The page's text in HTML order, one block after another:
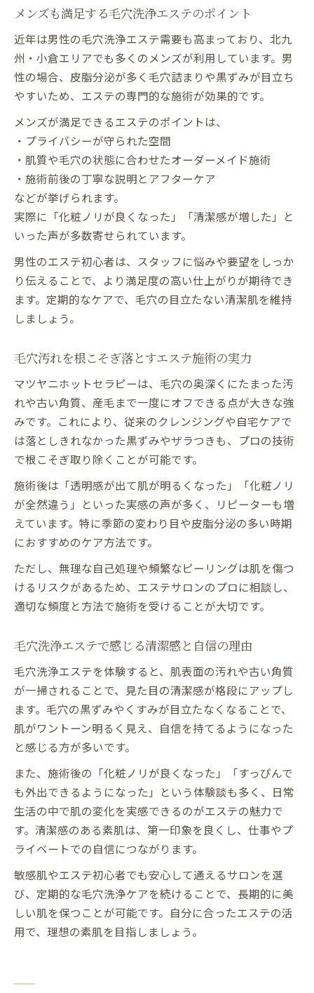
メンズも満足する毛穴洗浄エステのポイント
近年は男性の毛穴洗浄エステ需要も高まっており、北九
州・小倉エリアでも多くのメンズが利用しています。男
性の場合、皮脂分泌が多く毛穴詰まりや黒ずみが目立ち
やすいため、エステの専門的な施術が効果的です。
メンズが満足できるエステのポイントは、
・プライバシーが守られた空間
・肌質や毛穴の状態に合わせたオーダーメイド施術
・施術前後の丁寧な説明とアフターケア
などが挙げられます。
実際に「化粧ノリが良くなった」「清潔感が増した」と
いった声が多数寄せられています。
男性のエステ初心者は、スタッフに悩みや要望をしっか
り伝えることで、より満足度の高い仕上がりが期待でき
ます。定期的なケアで、毛穴の目立たない清潔肌を維持
しましょう。
毛穴汚れを根こそぎ落とすエステ施術の実力
マツヤニホットセラピーは、毛穴の奥深くにたまった汚
れや古い角質、産毛まで一度にオフできる点が大きな強
みです。これにより、従来のクレンジングや自宅ケアで
は落としきれなかった黒ずみやザラつきも、プロの技術
で根こそぎ取り除くことが可能です。
施術後は「透明感が出て肌が明るくなった」「化粧ノリ
が全然違う」といった実感の声が多く、リピーターも増
えています。特に季節の変わり目や皮脂分泌の多い時期
におすすめのケア方法です。
ただし、無理な自己処理や頻繁なピーリングは肌を傷つ
けるリスクがあるため、エステサロンのプロに相談し、
適切な頻度と方法で施術を受けることが大切です。
毛穴洗浄エステで感じる清潔感と自信の理由
毛穴洗浄エステを体験すると、肌表面の汚れや古い角質
が一掃されることで、見た目の清潔感が格段にアップし
ます。毛穴の黒ずみやくすみが目立たなくなることで、
肌がワントーン明るく見え、自信を持てるようになった
と感じる方が多いです。
また、施術後の「化粧ノリが良くなった」「すっぴんで
も外出できるようになった」という体験談も多く、日常
生活の中で肌の変化を実感できるのがエステの魅力で
す。清潔感のある素肌は、第一印象を良くし、仕事やプ
ライベートでの自信につながります。
敏感肌やエステ初心者でも安心して通えるサロンを選
び、定期的な毛穴洗浄ケアを続けることで、長期的に美
しい肌を保つことが可能です。自分に合ったエステの活
用で、理想の素肌を目指しましょう。